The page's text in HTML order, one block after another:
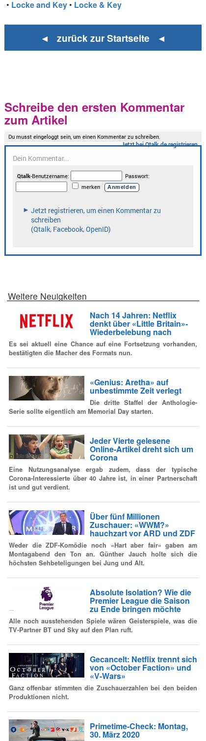
• Locke and Key • Locke & Key
◄ zurück zur Startseite ◄
Schreibe den ersten Kommentar
zum Artikel
Weitere Neuigkeiten
Nach 14 Jahren: Netflix
denkt über «Little Britain»-
Wiederbelebung nach
Es sei aktuell eine Chance auf eine Fortsetzung vorhanden,
bestätigten die Macher des Formats nun.
«Genius: Aretha» auf
unbestimmte Zeit verlegt
Die dritte Staffel der Anthologie-
Serie sollte eigentlich am Memorial Day starten.
Jeder Vierte gelesene
Online-Artikel dreht sich um
Corona
Eine Nutzungsanalyse ergab zudem, dass der typische
Corona-Interessierte über 40 Jahre ist, in einer Partnerschaft
ist und gut verdient.
Über fünf Millionen
Zuschauer: «WWM?»
hauchzart vor ARD und ZDF
Weder die ZDF-Komödie noch «Hart aber fair» gaben am
Montagabend den Ton an. Günther Jauch holte sich die
höchsten Sehbeteligungen bei Jung und Alt.
Absolute Isolation? Wie die
Premier League die Saison
zu Ende bringen möchte
Alle noch ausstehenden Spiele wären Geisterspiele, was die
TV-Partner BT und Sky auf den Plan ruft.
Gecancelt: Netflix trennt sich
von «October Faction» und
«V-Wars»
Ganz offenbar stimmten die Zuschauerzahlen bei den beiden
Produktionen nicht.
Primetime-Check: Montag,
30. März 2020